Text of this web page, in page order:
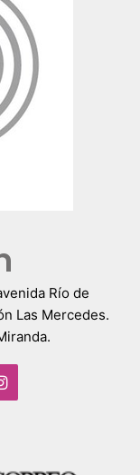
Río de
Las Mercedes.
Instagram